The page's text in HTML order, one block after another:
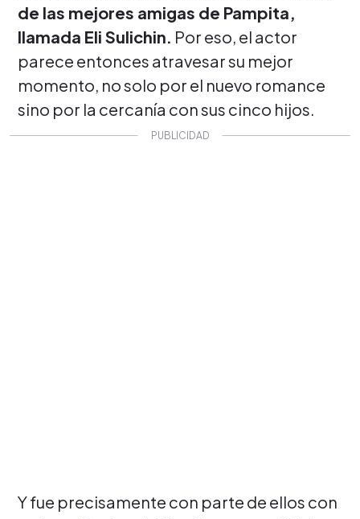
de las mejores amigas de Pampita,
llamada Eli Sulichin. Por eso, el actor
parece entonces atravesar su mejor
momento, no solo por el nuevo romance
sino por la cercanía con sus cinco hijos.
Y fue precisamente con parte de ellos con